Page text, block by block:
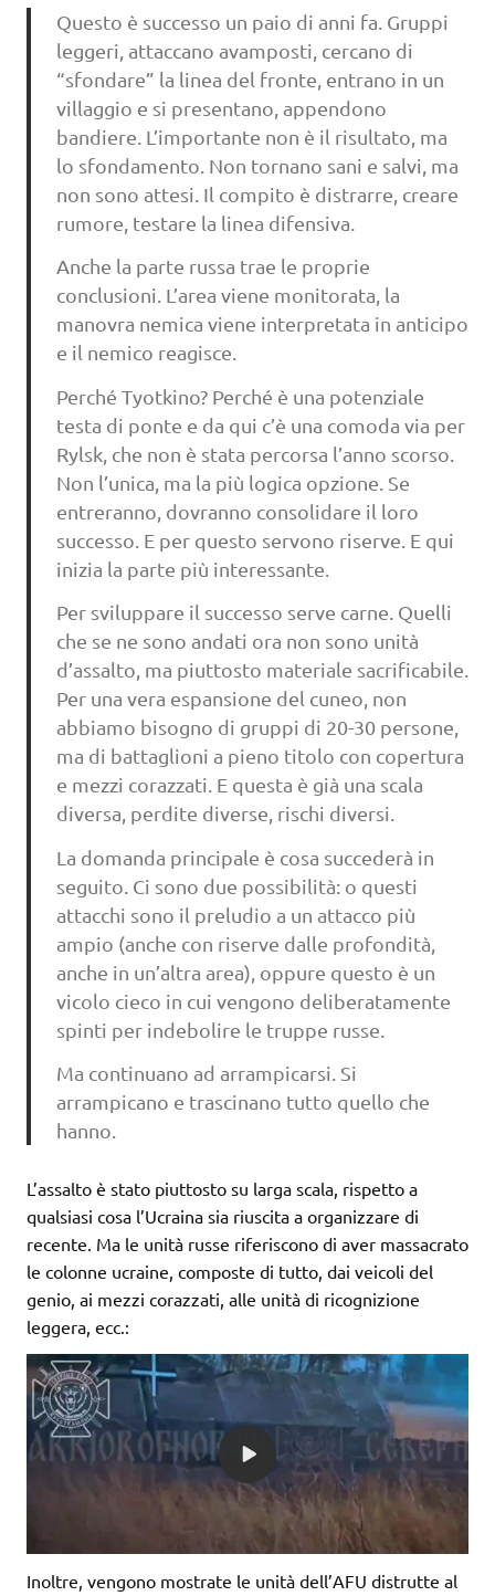
Questo è successo un paio di anni fa. Gruppi
leggeri, attaccano avamposti, cercano di
“sfondare” la linea del fronte, entrano in un
villaggio e si presentano, appendono
bandiere. L’importante non è il risultato, ma
lo sfondamento. Non tornano sani e salvi, ma
non sono attesi. Il compito è distrarre, creare
rumore, testare la linea difensiva.
Anche la parte russa trae le proprie
conclusioni. L’area viene monitorata, la
manovra nemica viene interpretata in anticipo
e il nemico reagisce.
Perché Tyotkino? Perché è una potenziale
testa di ponte e da qui c’è una comoda via per
Rylsk, che non è stata percorsa l’anno scorso.
Non l’unica, ma la più logica opzione. Se
entreranno, dovranno consolidare il loro
successo. E per questo servono riserve. E qui
inizia la parte più interessante.
Per sviluppare il successo serve carne. Quelli
che se ne sono andati ora non sono unità
d’assalto, ma piuttosto materiale sacrificabile.
Per una vera espansione del cuneo, non
abbiamo bisogno di gruppi di 20-30 persone,
ma di battaglioni a pieno titolo con copertura
e mezzi corazzati. E questa è già una scala
diversa, perdite diverse, rischi diversi.
La domanda principale è cosa succederà in
seguito. Ci sono due possibilità: o questi
attacchi sono il preludio a un attacco più
ampio (anche con riserve dalle profondità,
anche in un’altra area), oppure questo è un
vicolo cieco in cui vengono deliberatamente
spinti per indebolire le truppe russe.
Ma continuano ad arrampicarsi. Si
arrampicano e trascinano tutto quello che
hanno.
L’assalto è stato piuttosto su larga scala, rispetto a
qualsiasi cosa l’Ucraina sia riuscita a organizzare di
recente. Ma le unità russe riferiscono di aver massacrato
le colonne ucraine, composte di tutto, dai veicoli del
genio, ai mezzi corazzati, alle unità di ricognizione
leggera, ecc.:
Inoltre, vengono mostrate le unità dell’AFU distrutte al